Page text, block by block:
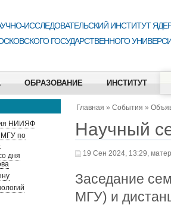
ИССЛЕДОВАТЕЛЬСКИЙ ИНСТИТУТ
ГОСУДАРСТВЕННОГО
ОБРАЗОВАНИЕ ИНСТИТУТ
НИИЯФ
по
дня
Главная » События »
Научный
19 Сен 2024, 13:29,
Заседание
МГУ) и